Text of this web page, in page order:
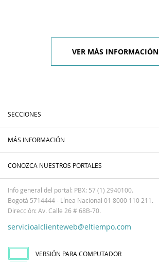
VER MÁS INFORMACIÓN
SECCIONES
MÁS INFORMACIÓN
CONOZCA NUESTROS PORTALES
Info general del portal: PBX: 57 (1) 2940100.
Bogotá 5714444 - Línea Nacional 01 8000 110 211.
Dirección: Av. Calle 26 # 68B-70.
servicioalclienteweb@eltiempo.com
VERSIÓN PARA COMPUTADOR